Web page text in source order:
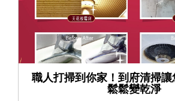
職人打掃到你家！到府清掃
鬆鬆變乾淨